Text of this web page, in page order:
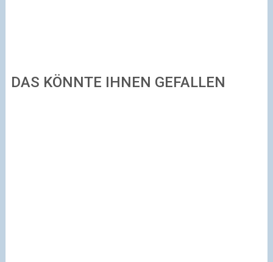
DAS KÖNNTE IHNEN GEFALLEN